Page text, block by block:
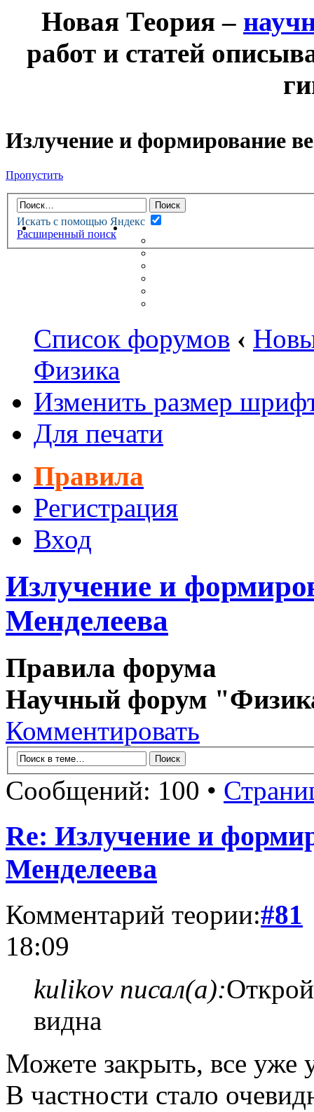
Новая Теория –
работ и статей
Излучение и формирование
Пропустить
Искать с помощью Яндекс
Расширенный поиск
НОВАЯ ТЕОРИЯФОРУМ
НЕПРОЧИТАННЫЕ
Список форумов ‹
Физика
Изменить размер
Для печати
Правила
Регистрация
Вход
Излучение и
Менделеева
Правила форума
Научный форум
Комментировать
Сообщений: 100 •
Re: Излучение и
Менделеева
Комментарий теории:#81
18:09
kulikov писал(а):
видна
Можете закрыть, все уже
В частности стало